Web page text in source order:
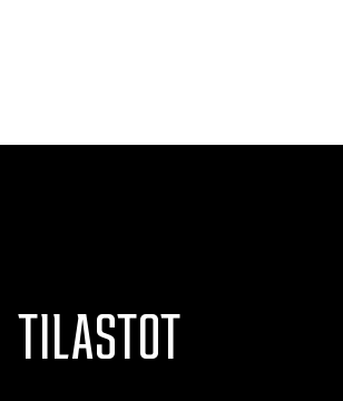
TILASTOT